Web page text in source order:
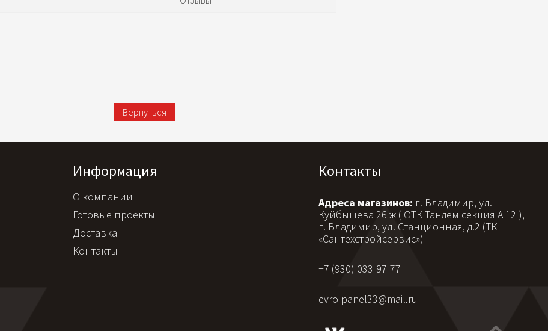
Вернуться
Информация
О компании
Готовые проекты
Доставка
Контакты
Контакты
Адреса магазинов: г. Владимир, ул.
Куйбышева 26 ж ( ОТК Тандем секция А 12 ),
г. Владимир, ул. Станционная, д.2 (ТК
«Сантехстройсервис»)
+7 (930) 033-97-77
evro-panel33@mail.ru